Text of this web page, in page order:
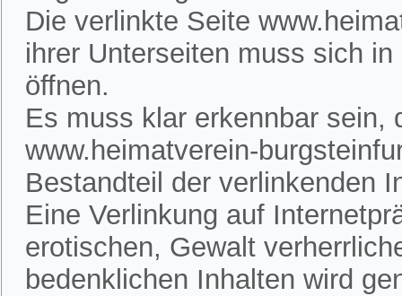
Die verlinkte Seite
ihrer Unterseiten muss sich
öffnen.
Es muss klar erkennbar sein,
www.heimatverein-
Bestandteil der verlinkenden
Eine Verlinkung auf
erotischen, Gewalt
bedenklichen Inhalten wird